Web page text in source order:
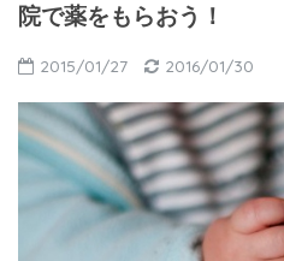
院で薬をもらおう！
2015/01/27 2016/01/30